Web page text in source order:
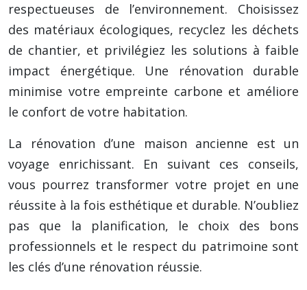
respectueuses de l’environnement. Choisissez
des matériaux écologiques, recyclez les déchets
de chantier, et privilégiez les solutions à faible
impact énergétique. Une rénovation durable
minimise votre empreinte carbone et améliore
le confort de votre habitation.
La rénovation d’une maison ancienne est un
voyage enrichissant. En suivant ces conseils,
vous pourrez transformer votre projet en une
réussite à la fois esthétique et durable. N’oubliez
pas que la planification, le choix des bons
professionnels et le respect du patrimoine sont
les clés d’une rénovation réussie.